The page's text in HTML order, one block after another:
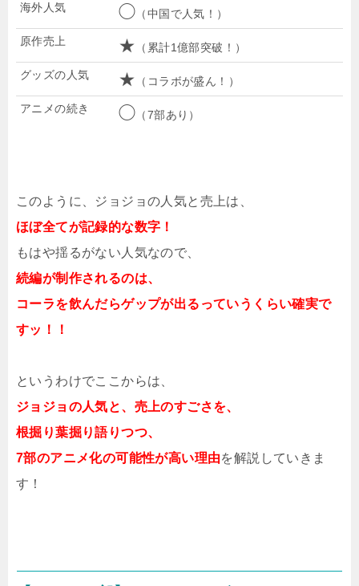
海外人気 ◯ （中国で人気！）
原作売上 ★ （累計1億部突破！）
グッズの人気 ★ （コラボが盛ん！）
アニメの続き ◯ （7部あり）
このように、ジョジョの人気と売上は、
ほぼ全てが記録的な数字！
もはや揺るがない人気なので、
続編が制作されるのは、
コーラを飲んだらゲップが出るっていうくらい確実で
すッ！！
というわけでここからは、
ジョジョの人気と、売上のすごさを、
根掘り葉掘り語りつつ、
7部のアニメ化の可能性が高い理由を解説していきま
す！